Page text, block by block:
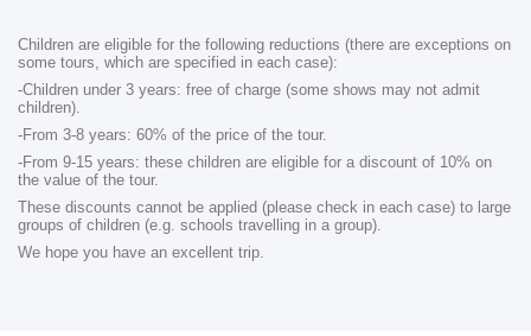
Children are eligible for the following reductions (there are exceptions on
some tours, which are specified in each case):
-Children under 3 years: free of charge (some shows may not admit
children).
-From 3-8 years: 60% of the price of the tour.
-From 9-15 years: these children are eligible for a discount of 10% on
the value of the tour.
These discounts cannot be applied (please check in each case) to large
groups of children (e.g. schools travelling in a group).
We hope you have an excellent trip.